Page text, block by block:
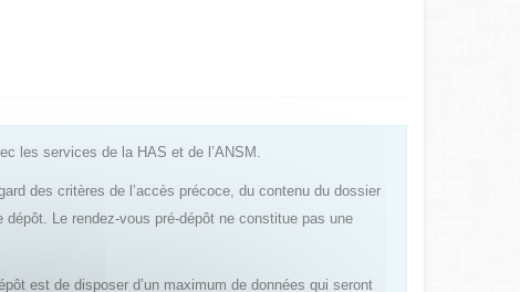
les services de la HAS et de l’ANSM.
des critères de l’accès précoce, du contenu du dossier
Le rendez-vous pré-dépôt ne constitue pas une
est de disposer d’un maximum de données qui seront